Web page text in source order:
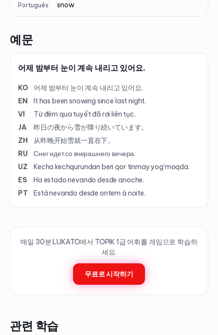
Português snow
예문
어제 밤부터 눈이 계속 내리고 있어요.
KO
어제 밤부터 눈이 계속 내리고 있어요.
EN
It has been snowing since last night.
VI
Từ đêm qua tuyết đã rơi liên tục.
JA
昨日の夜から雪が降り続いています。
ZH
从昨晚开始雪就一直在下。
RU
Снег идет со вчерашнего вечера.
UZ
Kecha kechqurundan beri qor tinmay yog‘moqda.
ES
Ha estado nevando desde anoche.
PT
Está nevando desde ontem à noite.
매일 30분 LUKATO에서 TOPIK 1급 어휘를 게임으로 학습하
세요.
무료로 시작하기
관련 학습